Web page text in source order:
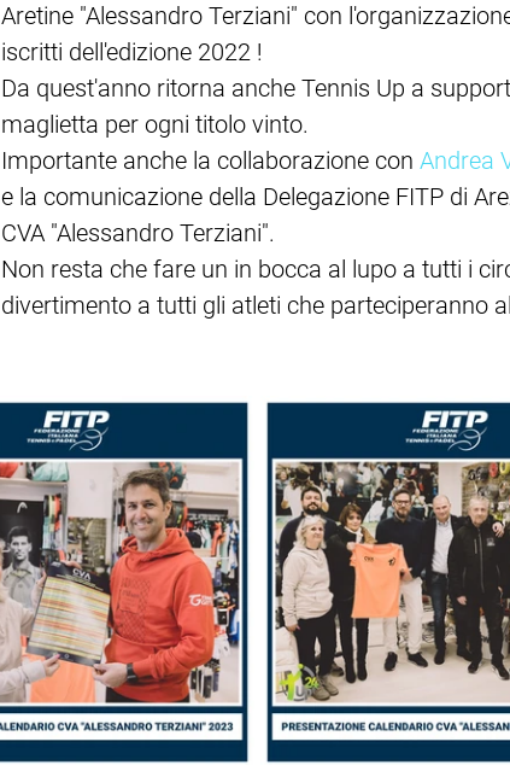
Aretine "Alessandro Terziani" con
iscritti dell'edizione 2022 !
Da quest'anno ritorna anche Tennis Up a
maglietta per ogni titolo vinto.
Importante anche la collaborazione con Andrea
e la comunicazione della Delegazione FITP di
CVA "Alessandro Terziani".
Non resta che fare un in bocca al lupo a tutti i
divertimento a tutti gli atleti che parteciperanno